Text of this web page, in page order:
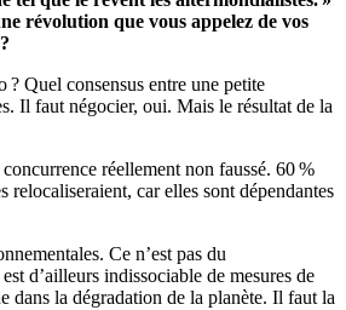
révolution que vous appelez de vos
Quel consensus entre une petite
Il faut négocier, oui. Mais le résultat de la
réellement non faussé. 60 %
car elles sont dépendantes
Ce n’est pas du
d’ailleurs indissociable de mesures de
dans la dégradation de la planète. Il faut la